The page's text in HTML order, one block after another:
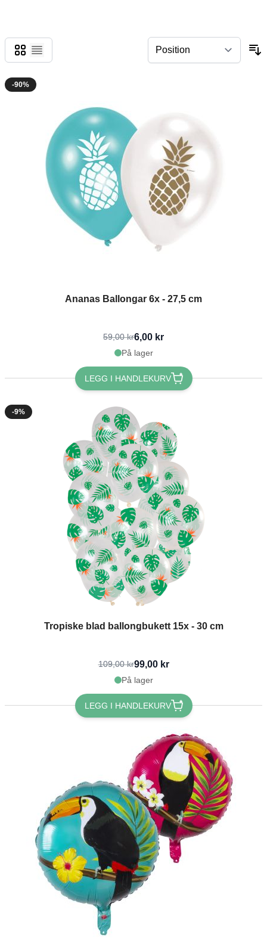
Grid
List
-90%
Ananas Ballongar 6x - 27,5 cm
59,00 kr6,00 kr
På lager
LEGG I HANDLEKURV
-9%
Tropiske blad ballongbukett 15x - 30 cm
109,00 kr99,00 kr
På lager
LEGG I HANDLEKURV